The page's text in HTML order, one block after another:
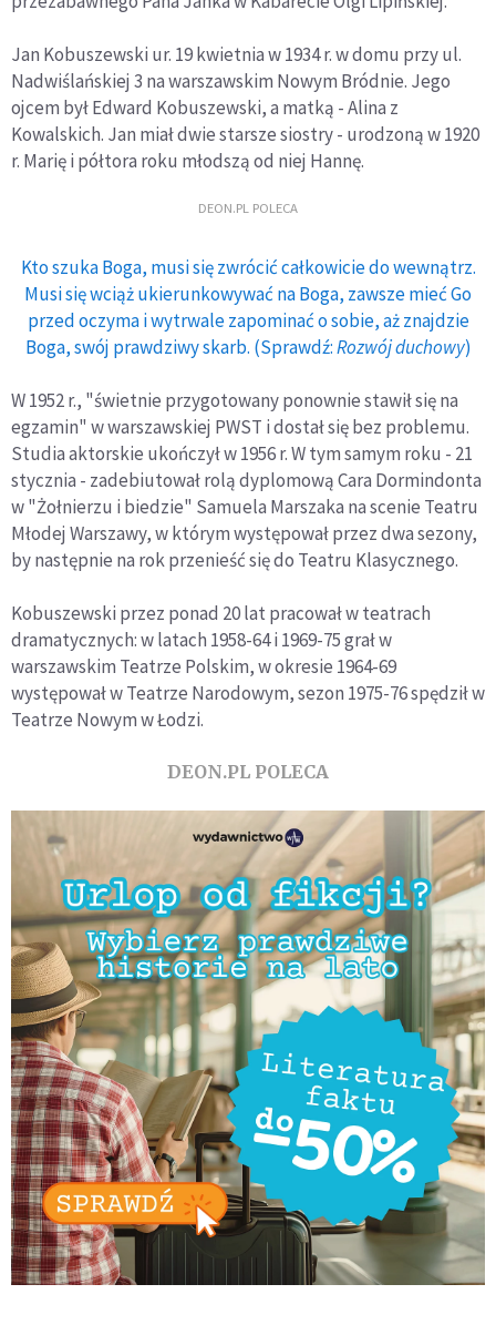
Jan Kobuszewski ur. 19 kwietnia w 1934 r. w domu przy ul.
Nadwiślańskiej 3 na warszawskim Nowym Bródnie. Jego
ojcem był Edward Kobuszewski, a matką - Alina z
Kowalskich. Jan miał dwie starsze siostry - urodzoną w 1920
r. Marię i półtora roku młodszą od niej Hannę.
DEON.PL POLECA
Kto szuka Boga, musi się zwrócić całkowicie do wewnątrz.
Musi się wciąż ukierunkowywać na Boga, zawsze mieć Go
przed oczyma i wytrwale zapominać o sobie, aż znajdzie
Boga, swój prawdziwy skarb. (Sprawdź:Rozwój duchowy)
W 1952 r., "świetnie przygotowany ponownie stawił się na
egzamin" w warszawskiej PWST i dostał się bez problemu.
Studia aktorskie ukończył w 1956 r. W tym samym roku - 21
stycznia - zadebiutował rolą dyplomową Cara Dormindonta
w "Żołnierzu i biedzie" Samuela Marszaka na scenie Teatru
Młodej Warszawy, w którym występował przez dwa sezony,
by następnie na rok przenieść się do Teatru Klasycznego.
Kobuszewski przez ponad 20 lat pracował w teatrach
dramatycznych: w latach 1958-64 i 1969-75 grał w
warszawskim Teatrze Polskim, w okresie 1964-69
występował w Teatrze Narodowym, sezon 1975-76 spędził w
Teatrze Nowym w Łodzi.
DEON.PL POLECA